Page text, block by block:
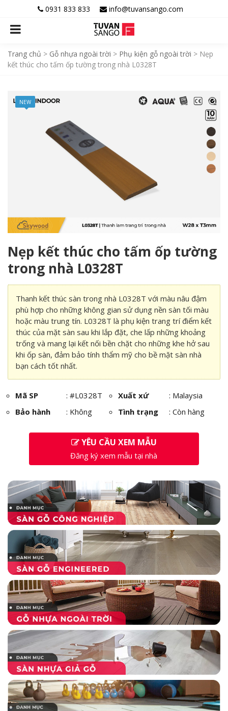
0931 833 833 info@tuvansango.com
Trang chủ > Gỗ nhựa ngoài trời > Phụ kiện gỗ ngoài trời > Nẹp
kết thúc cho tấm ốp tường trong nhà L0328T
NEW
Nẹp kết thúc cho tấm ốp tường
trong nhà L0328T
Thanh kết thúc sàn trong nhà L0328T với màu nâu đậm
phù hợp cho những không gian sử dụng nền sàn tối màu
hoặc màu trung tín. L0328T là phụ kiện trang trí điểm kết
thúc của mặt sàn sau khi lắp đặt, che lấp những khoảng
trống và mang lại kết nối bền chặt cho những khe hở sau
khi ốp sàn, đảm bảo tính thẩm mỹ cho bề mặt sàn nhà
bạn cách tốt nhất.
Mã SP : #L0328T Xuất xứ
: Malaysia
Bảo hành
: Không Tình trạng : Còn hàng
YÊU CẦU XEM MẪU
Đăng ký xem mẫu tại nhà